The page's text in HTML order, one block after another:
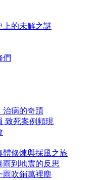
上的未解之謎
們
治病的奇蹟
致死案例頻現
修煉與採風之旅
雨到地震的反思
雨吹銷萬裡塵